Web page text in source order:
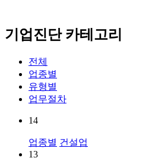
기업진단 카테고리
전체
업종별
유형별
업무절차
14
업종별 건설업
13